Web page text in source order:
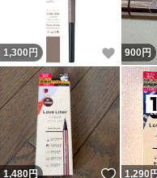
1,300 円 いいね
900円
1,480円 いい
1,290